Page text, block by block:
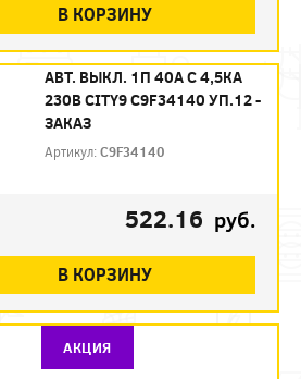
В КОРЗИНУ
АВТ. ВЫКЛ. 1П 40А С 4,5КА
230В CITY9 C9F34140 УП.12 -
ЗАКАЗ
Артикул:C9F34140
522.16 руб.
В КОРЗИНУ
АКЦИЯ